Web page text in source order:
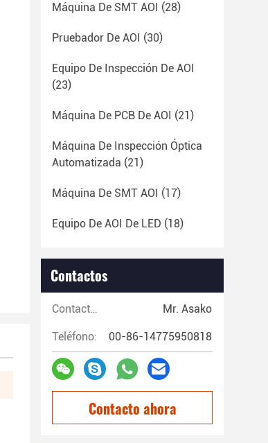
Máquina De SMT AOI (28)
Pruebador De AOI (30)
Equipo De Inspección De AOI
(23)
Máquina De PCB De AOI (21)
Máquina De Inspección Óptica
Automatizada (21)
Máquina De SMT AOI (17)
Equipo De AOI De LED (18)
Contactos
Contactos: Mr. Asako
Teléfono: 00-86-14775950818
Contacto ahora